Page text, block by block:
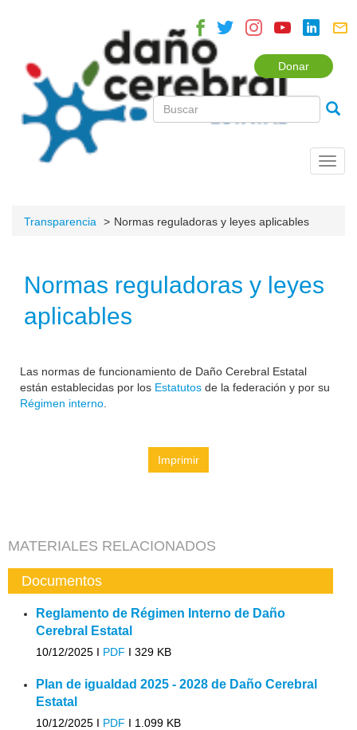
Donar
Transparencia Normas reguladoras y leyes aplicables
Normas reguladoras y leyes
aplicables
Las normas de funcionamiento de Daño Cerebral Estatal
están establecidas por los Estatutos de la federación y por su
Régimen interno
Imprimir
MATERIALES RELACIONADOS
Documentos
Reglamento de Régimen Interno de Daño
Cerebral Estatal
10/12/2025 I PDF I 329 KB
Plan de igualdad 2025 - 2028 de Daño Cerebral
Estatal
10/12/2025 I PDF I 1.099 KB